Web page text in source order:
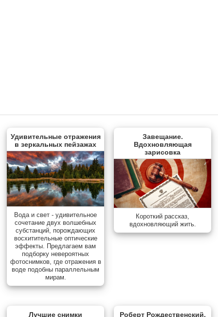
Удивительные отражения
в зеркальных пейзажах
Вода и свет - удивительное
сочетание двух волшебных
субстанций, порождающих
восхитительные оптические
эффекты. Предлагаем вам
подборку невероятных
фотоснимков, где отражения в
воде подобны параллельным
мирам.
Завещание.
Вдохновляющая
зарисовка
Короткий рассказ,
вдохновляющий жить.
Лучшие снимки Роберт Рождественский.